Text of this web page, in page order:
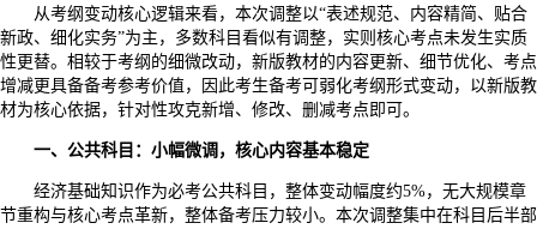
从考纲变动核心逻辑来看，本次调整以“表述规范、内容精简、贴合
新政、细化实务”为主，多数科目看似有调整，实则核心考点未发生实质
性更替。相较于考纲的细微改动，新版教材的内容更新、细节优化、考点
增减更具备备考参考价值，因此考生备考可弱化考纲形式变动，以新版教
材为核心依据，针对性攻克新增、修改、删减考点即可。
一、公共科目：小幅微调，核心内容基本稳定
经济基础知识作为必考公共科目，整体变动幅度约5%，无大规模章
节重构与核心考点革新，整体备考压力较小。本次调整集中在科目后半部